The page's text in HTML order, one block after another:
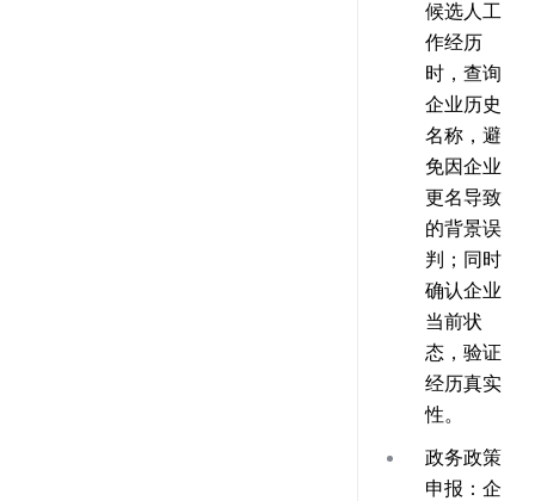
候选人工
作经历
时，查询
企业历史
名称，避
免因企业
更名导致
的背景误
判；同时
确认企业
当前状
态，验证
经历真实
性。
政务政策
申报：企